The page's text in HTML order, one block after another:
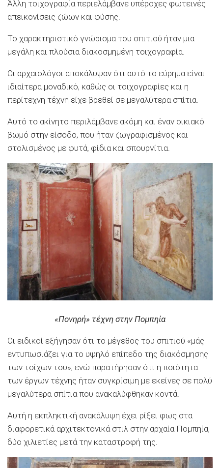
Άλλη τοιχογραφία περιελάμβανε υπέροχες φωτεινές
απεικονίσεις ζώων και φύσης.
Το χαρακτηριστικό γνώρισμα του σπιτιού ήταν μια
μεγάλη και πλούσια διακοσμημένη τοιχογραφία.
Οι αρχαιολόγοι αποκάλυψαν ότι αυτό το εύρημα είναι
ιδιαίτερα μοναδικό, καθώς οι τοιχογραφίες και η
περίτεχνη τέχνη είχε βρεθεί σε μεγαλύτερα σπίτια.
Αυτό το ακίνητο περιλάμβανε ακόμη και έναν οικιακό
βωμό στην είσοδο, που ήταν ζωγραφισμένος και
στολισμένος με φυτά, φίδια και σπουργίτια.
«Πονηρή» τέχνη στην Πομπηία
Οι ειδικοί εξήγησαν ότι το μέγεθος του σπιτιού «μάς
εντυπωσιάζει για το υψηλό επίπεδο της διακόσμησης
των τοίχων του», ενώ παρατήρησαν ότι η ποιότητα
των έργων τέχνης ήταν συγκρίσιμη με εκείνες σε πολύ
μεγαλύτερα σπίτια που ανακαλύφθηκαν κοντά.
Αυτή η εκπληκτική ανακάλυψη έχει ρίξει φως στα
διαφορετικά αρχιτεκτονικά στιλ στην αρχαία Πομπηία,
δύο χιλιετίες μετά την καταστροφή της.